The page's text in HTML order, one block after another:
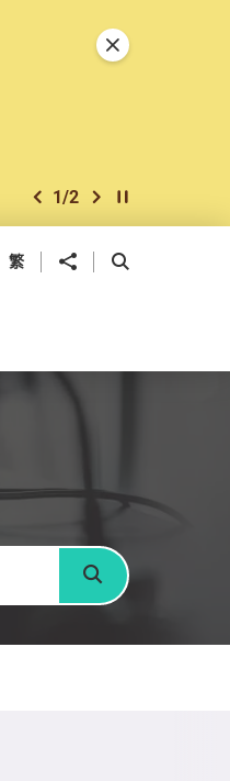
上一个
1/2 下一个开始/暂停幻灯
关闭特別通告
繁 分享到 开启搜寻框
搜寻